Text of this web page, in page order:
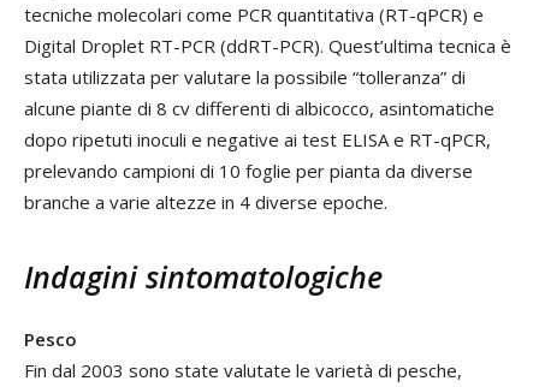
tecniche molecolari come PCR quantitativa (RT-qPCR) e
Digital Droplet RT-PCR (ddRT-PCR). Quest’ultima tecnica è
stata utilizzata per valutare la possibile “tolleranza” di
alcune piante di 8 cv differenti di albicocco, asintomatiche
dopo ripetuti inoculi e negative ai test ELISA e RT-qPCR,
prelevando campioni di 10 foglie per pianta da diverse
branche a varie altezze in 4 diverse epoche.
Indagini sintomatologiche
Pesco
Fin dal 2003 sono state valutate le varietà di pesche,